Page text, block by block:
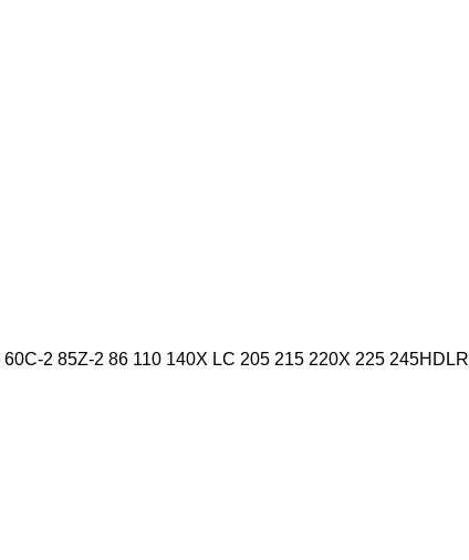
60C-2 85Z-2 86 110 140X LC 205 215 220X 225 245HDLR